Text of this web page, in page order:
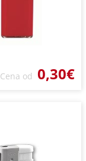
Cena od 0,30€